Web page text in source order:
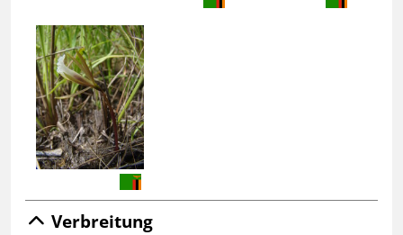
Verbreitung